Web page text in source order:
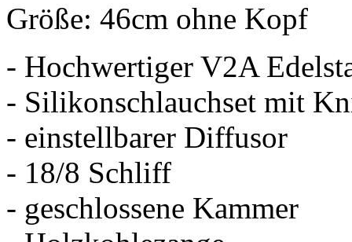
Größe: 46cm ohne Kopf
- Hochwertiger V2A
- Silikonschlauchset mit
- einstellbarer Diffusor
- 18/8 Schliff
- geschlossene Kammer